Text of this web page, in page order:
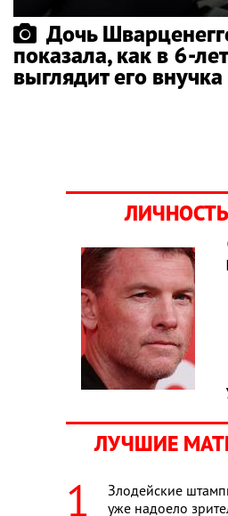
Дочь
показала, как в 6-
выглядит его
ЛУЧШИЕ
Злодейские
уже надоело